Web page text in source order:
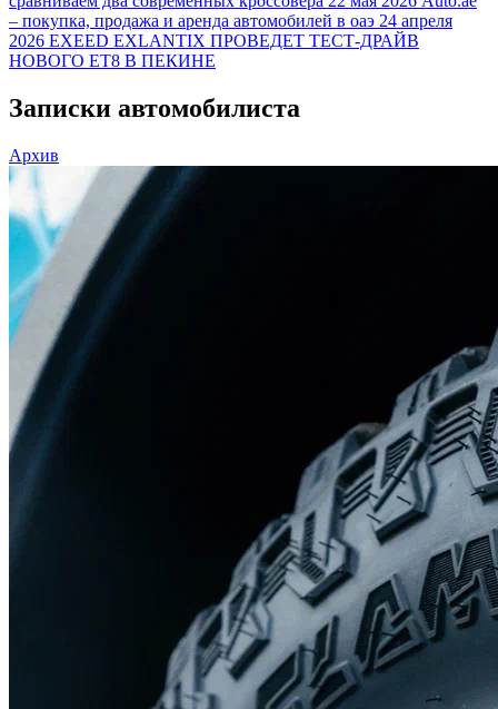
– покупка, продажа и аренда автомобилей в оаэ 24 апреля
2026 EXEED EXLANTIX ПРОВЕДЕТ ТЕСТ-ДРАЙВ
НОВОГО ET8 В ПЕКИНЕ
Записки автомобилиста
Архив